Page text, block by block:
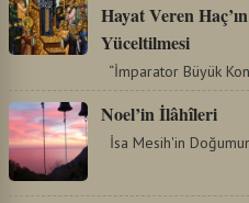
Hayat Veren Haç’ın
Yüceltilmesi
Noel’in İlâhîleri